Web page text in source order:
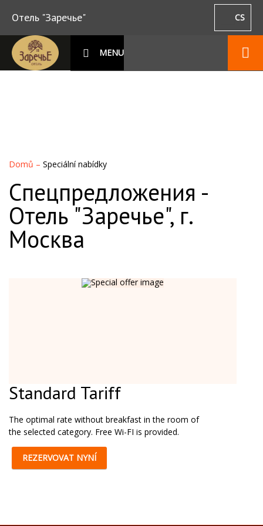
Отель "Заречье" CS
MENU
Domů – Speciální nabídky
Спецпредложения -
Отель "Заречье", г.
Москва
Standard Tariff
The optimal rate without breakfast in the room of
the selected category. Free Wi-FI is provided.
REZERVOVAT NYNÍ